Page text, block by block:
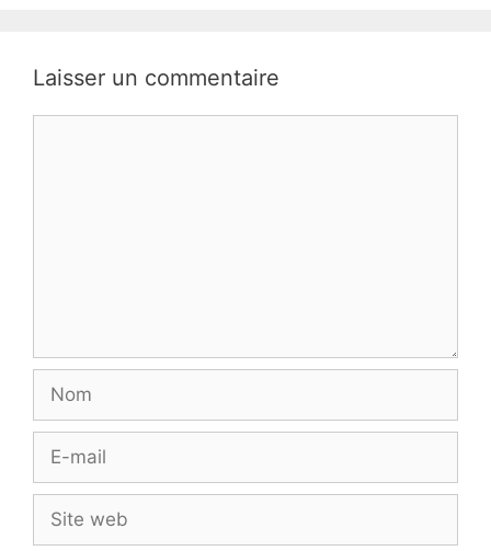
Laisser un commentaire
Nom
Site
web